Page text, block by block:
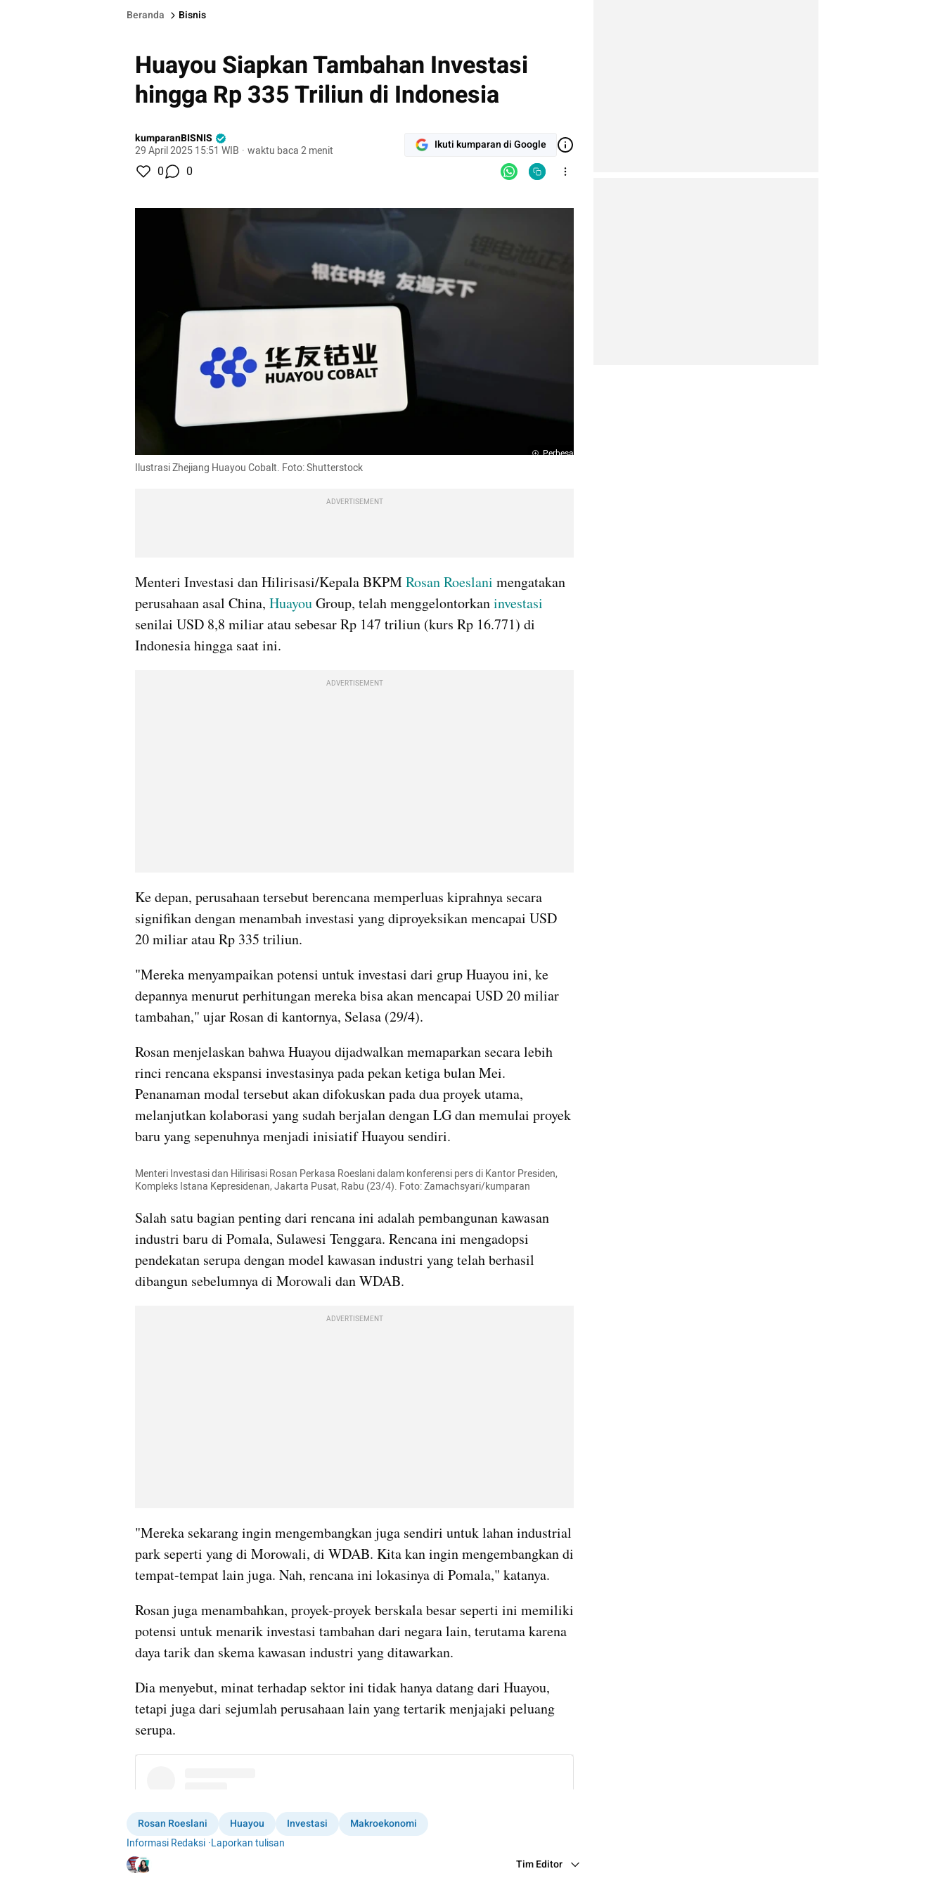
Beranda Bisnis
Huayou Siapkan Tambahan Investasi
hingga Rp 335 Triliun di Indonesia
kumparanBISNIS
29 April 2025 15:51 WIB · waktu baca 2 menit Ikuti kumparan di Google
0 0
Perbesar
Ilustrasi Zhejiang Huayou Cobalt. Foto: Shutterstock
ADVERTISEMENT
Menteri Investasi dan Hilirisasi/Kepala BKPM Rosan Roeslani mengatakan
perusahaan asal China, Huayou Group, telah menggelontorkan investasi
senilai USD 8,8 miliar atau sebesar Rp 147 triliun (kurs Rp 16.771) di
Indonesia hingga saat ini.
ADVERTISEMENT
Ke depan, perusahaan tersebut berencana memperluas kiprahnya secara
signifikan dengan menambah investasi yang diproyeksikan mencapai USD
20 miliar atau Rp 335 triliun.
"Mereka menyampaikan potensi untuk investasi dari grup Huayou ini, ke
depannya menurut perhitungan mereka bisa akan mencapai USD 20 miliar
tambahan," ujar Rosan di kantornya, Selasa (29/4).
Rosan menjelaskan bahwa Huayou dijadwalkan memaparkan secara lebih
rinci rencana ekspansi investasinya pada pekan ketiga bulan Mei.
Penanaman modal tersebut akan difokuskan pada dua proyek utama,
melanjutkan kolaborasi yang sudah berjalan dengan LG dan memulai proyek
baru yang sepenuhnya menjadi inisiatif Huayou sendiri.
Menteri Investasi dan Hilirisasi Rosan Perkasa Roeslani dalam konferensi pers di Kantor Presiden,
Kompleks Istana Kepresidenan, Jakarta Pusat, Rabu (23/4). Foto: Zamachsyari/kumparan
Salah satu bagian penting dari rencana ini adalah pembangunan kawasan
industri baru di Pomala, Sulawesi Tenggara. Rencana ini mengadopsi
pendekatan serupa dengan model kawasan industri yang telah berhasil
dibangun sebelumnya di Morowali dan WDAB.
ADVERTISEMENT
"Mereka sekarang ingin mengembangkan juga sendiri untuk lahan industrial
park seperti yang di Morowali, di WDAB. Kita kan ingin mengembangkan di
tempat-tempat lain juga. Nah, rencana ini lokasinya di Pomala," katanya.
Rosan juga menambahkan, proyek-proyek berskala besar seperti ini memiliki
potensi untuk menarik investasi tambahan dari negara lain, terutama karena
daya tarik dan skema kawasan industri yang ditawarkan.
Dia menyebut, minat terhadap sektor ini tidak hanya datang dari Huayou,
tetapi juga dari sejumlah perusahaan lain yang tertarik menjajaki peluang
serupa.
Rosan Roeslani Huayou Investasi
Makroekonomi
Informasi Redaksi ·Laporkan tulisan
Tim Editor